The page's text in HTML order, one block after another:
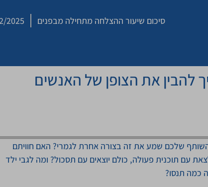
סיכום שיעור ההצלחה מתחילה מבפנים 2025
את הצופן של האנשים
שלכם שמע את זה בצורה אחרת לגמרי? האם חוויתם
עם תוכנית פעולה, כולם יוצאים עם תסכול? ומה לגבי ילד
כמה תנסו?